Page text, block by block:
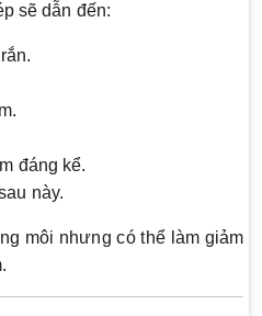
sẽ dẫn đến:
đáng kể.
này.
môi nhưng có thể làm giảm